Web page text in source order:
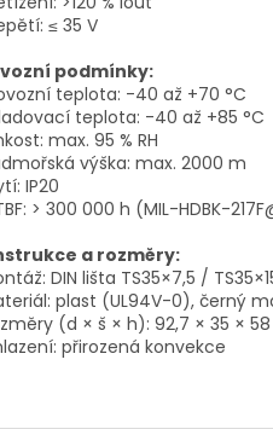
≤ 35 V
podmínky:
teplota: -40 až +70 °C
teplota: -40 až +85 °C
max. 95 % RH
výška: max. 2000 m
IP20
> 300 000 h (MIL-HDBK-
a rozměry:
DIN lišta TS35×7,5 /
plast (UL94V-0), černý
(d × š × h): 92,7 × 35 ×
přirozená konvekce